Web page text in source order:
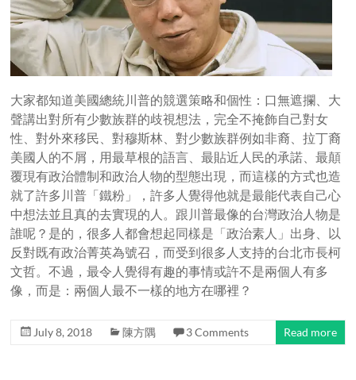
大家都知道美國總統川普的競選策略和個性：口無遮攔、大
聲講出對所有少數族群的歧視想法，完全不掩飾自己對女
性、對外來移民、對穆斯林、對少數族群例如非裔、拉丁裔
美國人的不屑，用最草根的語言、最貼近人民的承諾、最顛
覆現有政治體制和政治人物的型態出現，而這樣的方式也造
就了許多川普「鐵粉」，許多人覺得他就是最能代表自己心
中想法並且真的去實現的人。跟川普最像的台灣政治人物是
誰呢？是的，很多人都會想起同樣是「政治素人」出身、以
反對既有政治菁英為號召，而受到很多人支持的台北市長柯
文哲。不過，最令人覺得有趣的事情或許不是兩個人有多
像，而是：兩個人最不一樣的地方在哪裡？
July 8, 2018 陳方隅 3 Comments Read more